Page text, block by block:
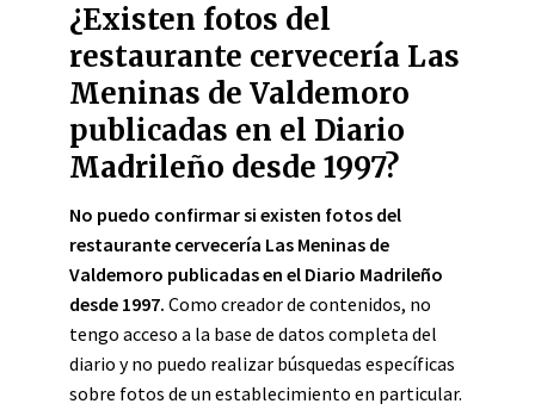
¿Existen fotos del
restaurante cervecería Las
Meninas de Valdemoro
publicadas en el Diario
Madrileño desde 1997?
No puedo confirmar si existen fotos del
restaurante cervecería Las Meninas de
Valdemoro publicadas en el Diario Madrileño
desde 1997. Como creador de contenidos, no
tengo acceso a la base de datos completa del
diario y no puedo realizar búsquedas específicas
sobre fotos de un establecimiento en particular.